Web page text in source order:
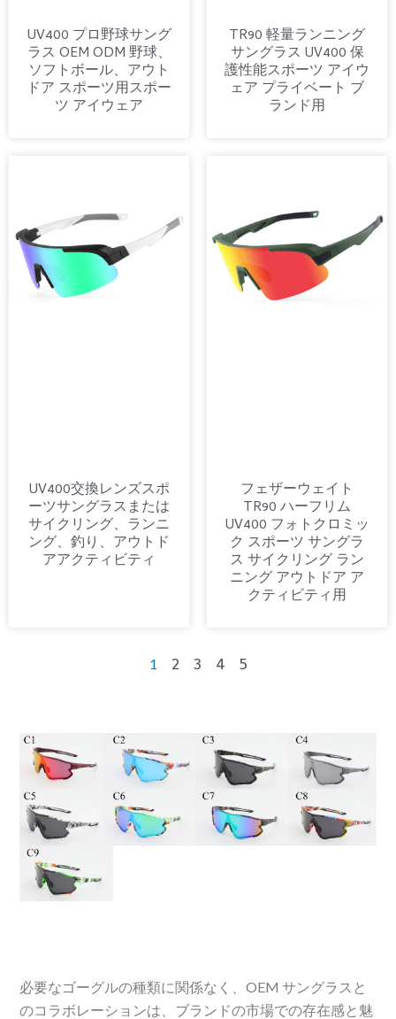
UV400 プロ野球サング
ラス OEM ODM 野球、
ソフトボール、アウト
ドア スポーツ用スポー
ツ アイウェア
TR90 軽量ランニング
サングラス UV400 保
護性能スポーツ アイウ
ェア プライベート ブ
ランド用
UV400交換レンズスポ
ーツサングラスまたは
サイクリング、ランニ
ング、釣り、アウトド
アアクティビティ
フェザーウェイト
TR90 ハーフリム
UV400 フォトクロミッ
ク スポーツ サングラ
ス サイクリング ラン
ニング アウトドア ア
クティビティ用
1 2 3 4 5
必要なゴーグルの種類に関係なく、OEM サングラスと
のコラボレーションは、ブランドの市場での存在感と魅